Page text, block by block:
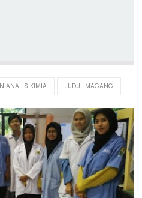
ANALIS KIMIA JUDUL MAGANG